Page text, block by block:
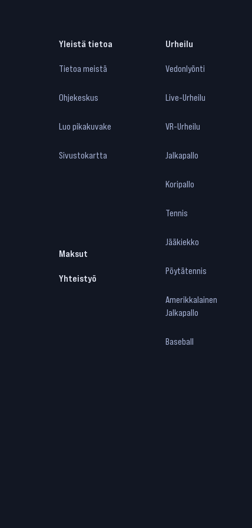
Yleistä tietoa
Tietoa meistä
Ohjekeskus
Luo pikakuvake
Sivustokartta
Urheilu
Vedonlyönti
Live-Urheilu
VR-Urheilu
Jalkapallo
Koripallo
Tennis
Jääkiekko
Pöytätennis
Amerikkalainen
Jalkapallo
Baseball
Maksut
Yhteistyö